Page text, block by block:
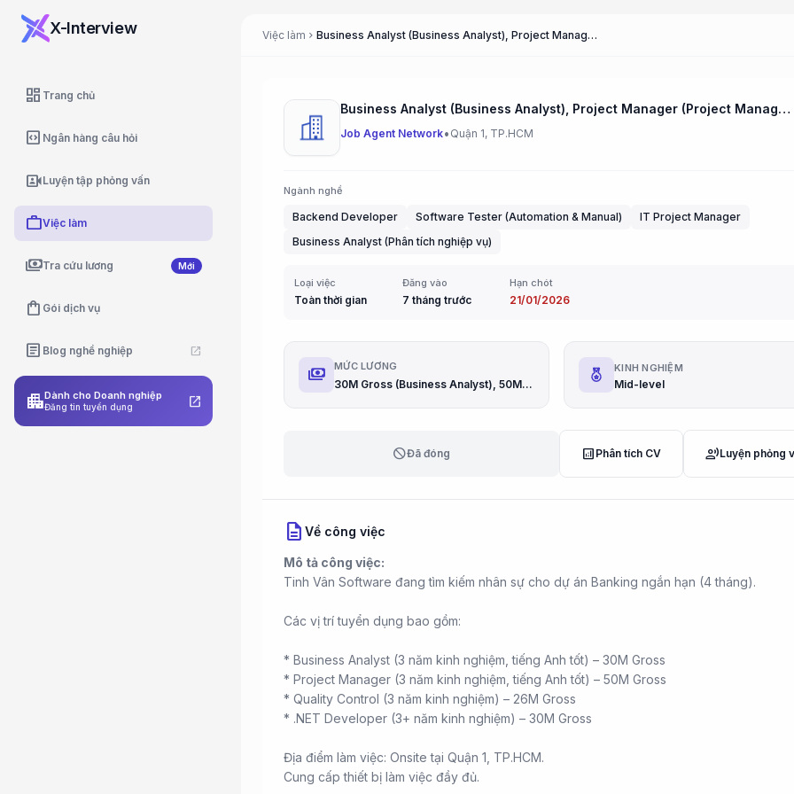
X-Interview
dashboard Trang chủ
code_blocks Ngân hàng câu hỏi
video_camera_frontLuyện tập phỏng vấn
workViệc làm
paymentsTra cứu lương Mới
shopping_bag Gói dịch vụ
article Blog nghề nghiệp open_in_new
apartmentDành cho Doanh nghiệp
Đăng tin tuyển dụng open_in_new
Việc làm chevron_right Business Analyst (Business Analyst), Project Manager (Project Manager), Quality Control (Quality Control), .NET Developer (.NET Developer)
Business Analyst (Business Analyst), Project Manager (Project Manager), Quality Control (Quality Control), .NET Developer (.NET Developer)
Job Agent Network• Quận 1, TP.HCM
Ngành nghề
Backend Developer Software Tester (Automation & Manual)
IT Project Manager
Business Analyst (Phân tích nghiệp vụ)
Loại việc
Toàn thời gian
Đăng vào
7 tháng trước
Hạn chót
21/01/2026
payments MỨC LƯƠNG
30M Gross (Business Analyst), 50M Gross (Project Manager), 26M Gross (Quality Control), 30M Gross (.NET Developer)
KINH NGHIỆM
Mid-level
blockĐã đóng analytics Phân tích CV record_voice_overLuyện phỏng
description Về công việc
Mô tả công việc:
Tinh Vân Software đang tìm kiếm nhân sự cho dự án Banking ngắn hạn (4 tháng).
Các vị trí tuyển dụng bao gồm:
* Business Analyst (3 năm kinh nghiệm, tiếng Anh tốt) – 30M Gross
* Project Manager (3 năm kinh nghiệm, tiếng Anh tốt) – 50M Gross
* Quality Control (3 năm kinh nghiệm) – 26M Gross
* .NET Developer (3+ năm kinh nghiệm) – 30M Gross
Địa điểm làm việc: Onsite tại Quận 1, TP.HCM.
Cung cấp thiết bị làm việc đầy đủ.